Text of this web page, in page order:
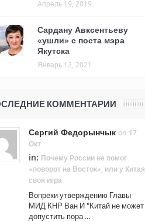
Апрель 19, 2019
Сардану Авксентьеву
«ушли» с поста мэра
Якутска
Январь 12, 2021
КОММЕНТАРИИ
Сергий Федорынчык on 17
Окт
in: Почему России не помог
«поворот на Восток», или у Китая
своя игра
Вопреки утверждению Главы
МИД КНР Ван И "Китай не может
допустить пора ...